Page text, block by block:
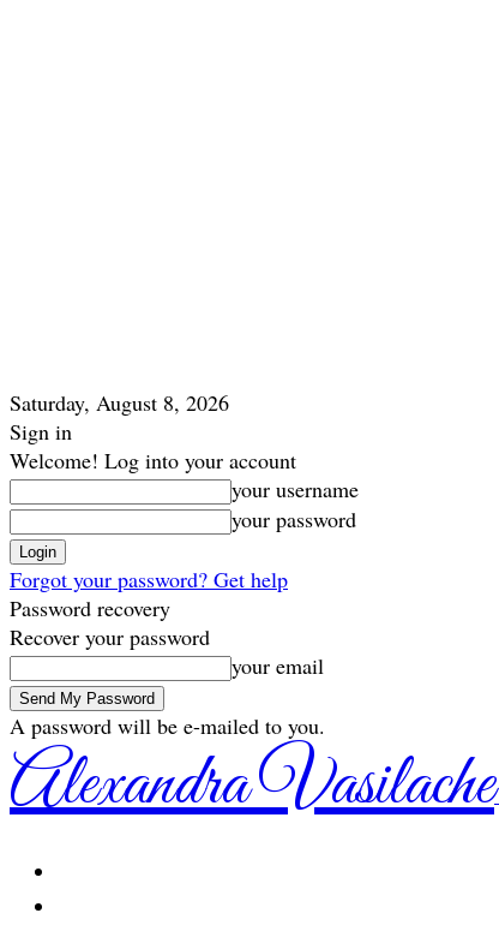
Saturday, August 8, 2026
Sign in
Welcome! Log into your account
your username
your password
Forgot your password? Get help
Password recovery
Recover your password
your email
A password will be e-mailed to you.
Alexandra Vasilache